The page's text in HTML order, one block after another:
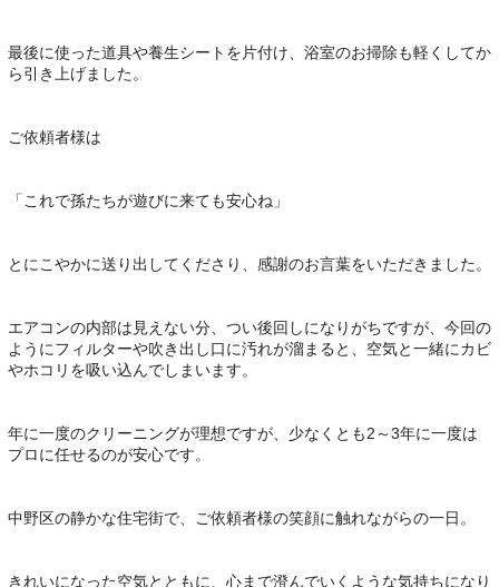
最後に使った道具や養生シートを片付け、浴室のお掃除も軽くしてか
ら引き上げました。
ご依頼者様は
「これで孫たちが遊びに来ても安心ね」
とにこやかに送り出してくださり、感謝のお言葉をいただきました。
エアコンの内部は見えない分、つい後回しになりがちですが、今回の
ようにフィルターや吹き出し口に汚れが溜まると、空気と一緒にカビ
やホコリを吸い込んでしまいます。
年に一度のクリーニングが理想ですが、少なくとも2～3年に一度は
プロに任せるのが安心です。
中野区の静かな住宅街で、ご依頼者様の笑顔に触れながらの一日。
きれいになった空気とともに、心まで澄んでいくような気持ちになり